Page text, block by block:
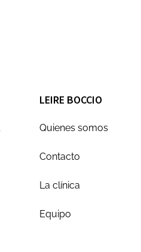
LEIRE BOCCIO
Quienes somos
Contacto
La clínica
Equipo